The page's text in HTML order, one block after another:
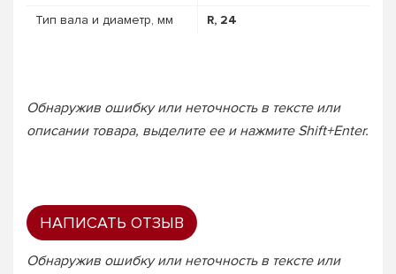
Тип вала и диаметр, мм
R, 24
Обнаружив ошибку или неточность в тексте или
описании товара, выделите ее и нажмите Shift+Enter.
НАПИСАТЬ ОТЗЫВ
Обнаружив ошибку или неточность в тексте или